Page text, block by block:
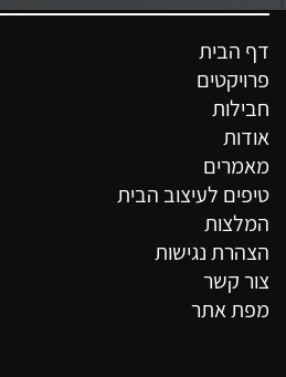
דף הבית
פרויקטים
חבילות
אודות
מאמרים
טיפים לעיצוב הבית
המלצות
הצהרת נגישות
צור קשר
מפת אתר